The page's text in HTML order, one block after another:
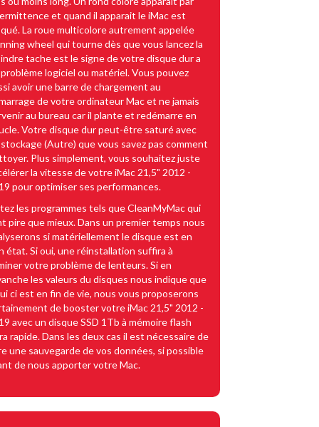
et quand il apparait le iMac est
La roue multicolore autrement appelée
wheel qui tourne dès que vous lancez la
tache est le signe de votre disque dur a
logiciel ou matériel. Vous pouvez
avoir une barre de chargement au
de votre ordinateur Mac et ne jamais
au bureau car il plante et redémarre en
Votre disque dur peut-être saturé avec
(Autre) que vous savez pas comment
Plus simplement, vous souhaitez juste
la vitesse de votre iMac 21,5" 2012 -
pour optimiser ses performances.
les programmes tels que CleanMyMac qui
pire que mieux. Dans un premier temps nous
si matériellement le disque est en
état. Si oui, une réinstallation suffira à
votre problème de lenteurs. Si en
les valeurs du disques nous indique que
ci est en fin de vie, nous vous proposerons
de booster votre iMac 21,5" 2012 -
avec un disque SSD 1Tb à mémoire flash
rapide. Dans les deux cas il est nécessaire de
une sauvegarde de vos données, si possible
de nous apporter votre Mac.